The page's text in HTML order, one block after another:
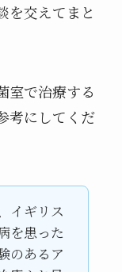
を交えてまと
室で治療する
考にしてくだ
イギリス
を患った
のあるア